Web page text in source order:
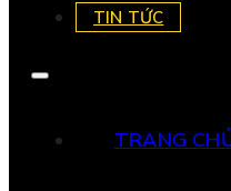
TIN TỨC
TRANG